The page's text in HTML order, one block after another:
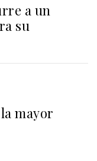
a un
su
mayor